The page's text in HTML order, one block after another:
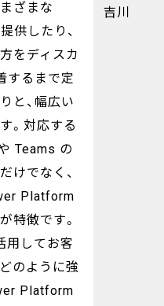
吉川
ざまな
供したり、
をディスカ
するまで定
と、幅広い
。対応する
Teams の
けでなく、
Platform
特徴です。
用してお客
のように強
Platform